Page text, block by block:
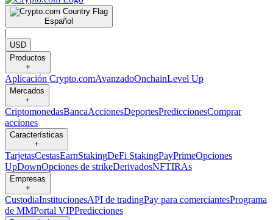
Español
|
USD
Productos
+
Aplicación Crypto.comAvanzadoOnchainLevel Up
Mercados
+
CriptomonedasBancaAccionesDeportesPrediccionesComprar
acciones
Características
+
TarjetasCestasEarnStakingDeFi StakingPayPrimeOpciones
UpDownOpciones de strikeDerivadosNFTIRAs
Empresas
+
CustodiaInstitucionesAPI de tradingPay para comerciantesPrograma
de MMPortal VIPPredicciones